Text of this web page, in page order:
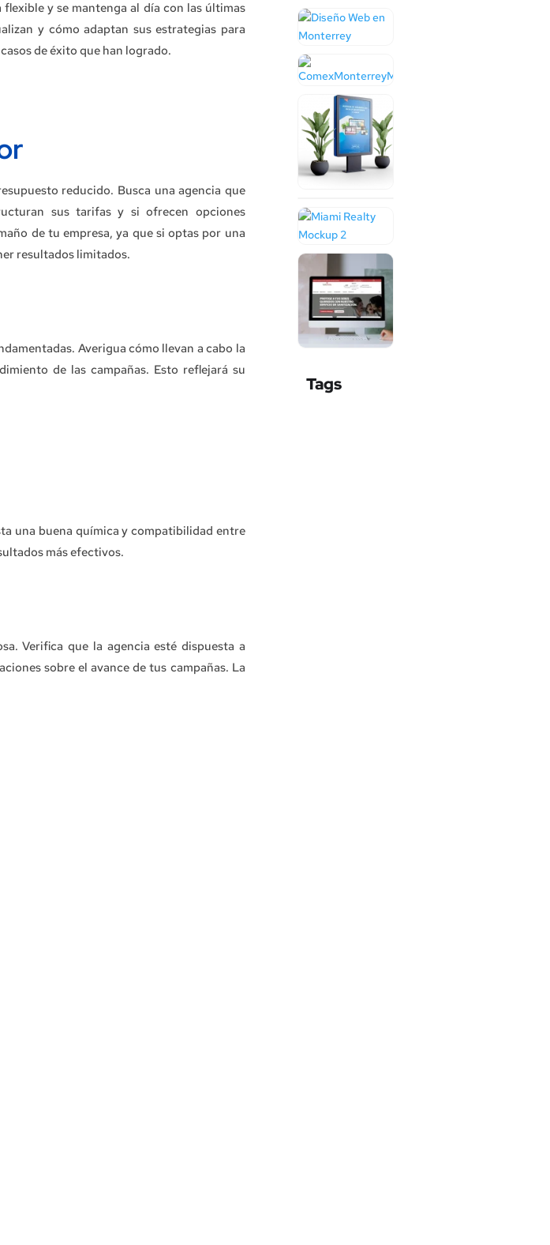
y se mantenga al día con las últimas
y cómo adaptan sus estrategias para
de éxito que han logrado.
reducido. Busca una agencia que
sus tarifas y si ofrecen opciones
de tu empresa, ya que si optas por una
resultados limitados.
Averigua cómo llevan a cabo la
de las campañas. Esto reflejará su
una buena química y compatibilidad entre
más efectivos.
Verifica que la agencia esté dispuesta a
sobre el avance de tus campañas. La
Tags